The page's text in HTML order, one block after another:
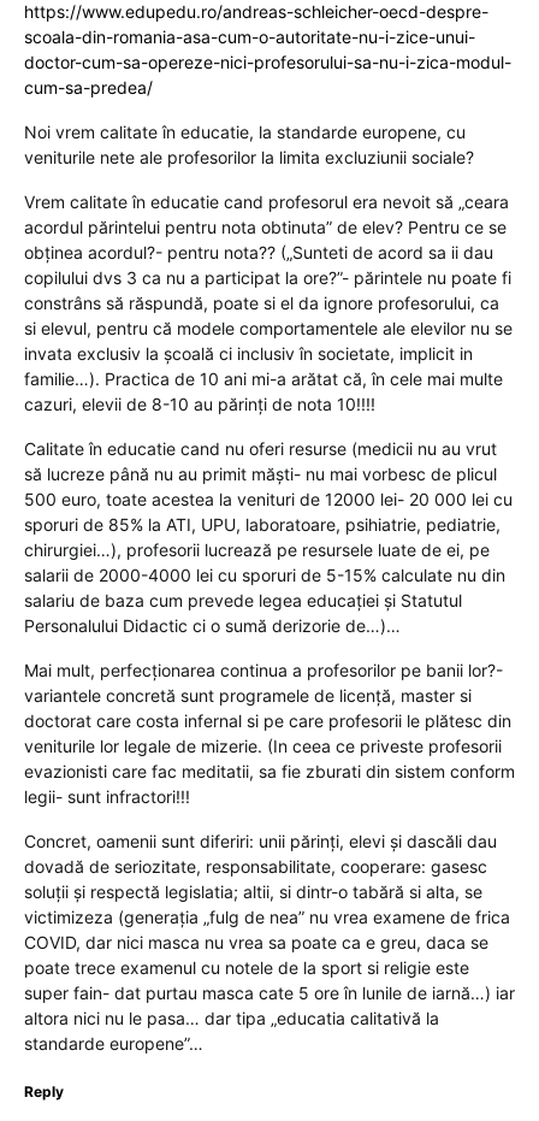
https://www.edupedu.ro/andreas-schleicher-oecd-despre-
scoala-din-romania-asa-cum-o-autoritate-nu-i-zice-unui-
doctor-cum-sa-opereze-nici-profesorului-sa-nu-i-zica-modul-
cum-sa-predea/
Noi vrem calitate în educatie, la standarde europene, cu
veniturile nete ale profesorilor la limita excluziunii sociale?
Vrem calitate în educatie cand profesorul era nevoit să „ceara
acordul părintelui pentru nota obtinuta” de elev? Pentru ce se
obținea acordul?- pentru nota?? („Sunteti de acord sa ii dau
copilului dvs 3 ca nu a participat la ore?”- părintele nu poate fi
constrâns să răspundă, poate si el da ignore profesorului, ca
si elevul, pentru că modele comportamentele ale elevilor nu se
invata exclusiv la școală ci inclusiv în societate, implicit in
familie…). Practica de 10 ani mi-a arătat că, în cele mai multe
cazuri, elevii de 8-10 au părinți de nota 10!!!!
Calitate în educatie cand nu oferi resurse (medicii nu au vrut
să lucreze până nu au primit măști- nu mai vorbesc de plicul
500 euro, toate acestea la venituri de 12000 lei- 20 000 lei cu
sporuri de 85% la ATI, UPU, laboratoare, psihiatrie, pediatrie,
chirurgiei…), profesorii lucrează pe resursele luate de ei, pe
salarii de 2000-4000 lei cu sporuri de 5-15% calculate nu din
salariu de baza cum prevede legea educației și Statutul
Personalului Didactic ci o sumă derizorie de…)…
Mai mult, perfecționarea continua a profesorilor pe banii lor?-
variantele concretă sunt programele de licență, master si
doctorat care costa infernal si pe care profesorii le plătesc din
veniturile lor legale de mizerie. (In ceea ce priveste profesorii
evazionisti care fac meditatii, sa fie zburati din sistem conform
legii- sunt infractori!!!
Concret, oamenii sunt diferiri: unii părinți, elevi și dascăli dau
dovadă de seriozitate, responsabilitate, cooperare: gasesc
soluții și respectă legislatia; altii, si dintr-o tabără si alta, se
victimizeza (generația „fulg de nea” nu vrea examene de frica
COVID, dar nici masca nu vrea sa poate ca e greu, daca se
poate trece examenul cu notele de la sport si religie este
super fain- dat purtau masca cate 5 ore în lunile de iarnă…) iar
altora nici nu le pasa… dar tipa „educatia calitativă la
standarde europene”…
Reply